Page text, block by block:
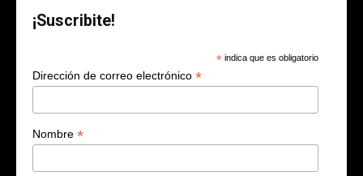
¡Suscribite!
* indica que es obligatorio
Dirección de correo electrónico *
Nombre *